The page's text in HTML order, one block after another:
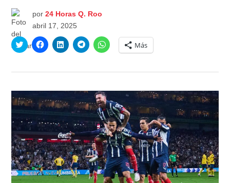
por 24 Horas Q. Roo
abril 17, 2025
Haz
clic
en
abre
en
una
ventana
nueva)
Haz
clic
en
abre
una
ventana
Haz
clic
en
abre
una
ventana
nueva)
Haz
clic
en
abre
una
ventana
nueva)
Haz
clic
para
en
abre
en
una
ventana
nueva)
Más